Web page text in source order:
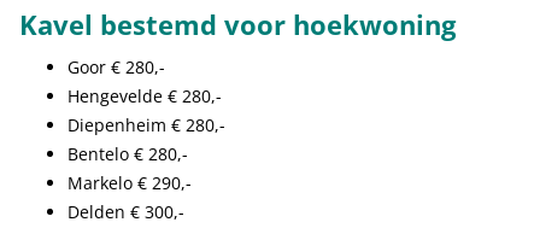
Kavel bestemd voor hoekwoning
Goor € 280,-
Hengevelde € 280,-
Diepenheim € 280,-
Bentelo € 280,-
Markelo € 290,-
Delden € 300,-